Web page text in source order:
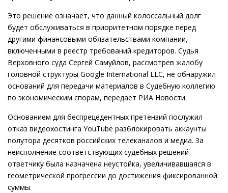
Это решение означает, что данный колоссальный долг
будет обслуживаться в приоритетном порядке перед
другими финансовыми обязательствами компании,
включенными в реестр требований кредиторов. Судья
Верховного суда Сергей Самуйлов, рассмотрев жалобу
головной структуры Google International LLC, не обнаружил
оснований для передачи материалов в Судебную коллегию
по экономическим спорам, передает РИА Новости.
Основанием для беспрецедентных претензий послужил
отказ видеохостинга YouTube разблокировать аккаунты
полутора десятков российских телеканалов и медиа. За
неисполнение соответствующих судебных решений
ответчику была назначена неустойка, увеличивавшаяся в
геометрической прогрессии до достижения фиксированной
суммы.